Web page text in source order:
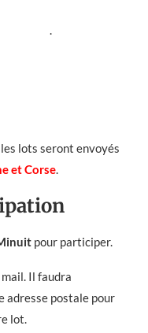
.
lots seront envoyés
et Corse.
pour participer.
Il faudra
adresse postale pour
lot.